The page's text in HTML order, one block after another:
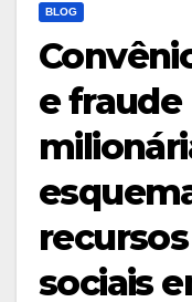
BLOG
e fraude
sociais